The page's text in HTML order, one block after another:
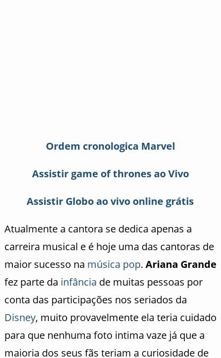
Ordem cronologica Marvel
Assistir game of thrones ao Vivo
Assistir Globo ao vivo online grátis
Atualmente a cantora se dedica apenas a
carreira musical e é hoje uma das cantoras de
maior sucesso na música pop. Ariana Grande
fez parte da infância de muitas pessoas por
conta das participações nos seriados da
Disney, muito provavelmente ela teria cuidado
para que nenhuma foto intima vaze já que a
maioria dos seus fãs teriam a curiosidade de